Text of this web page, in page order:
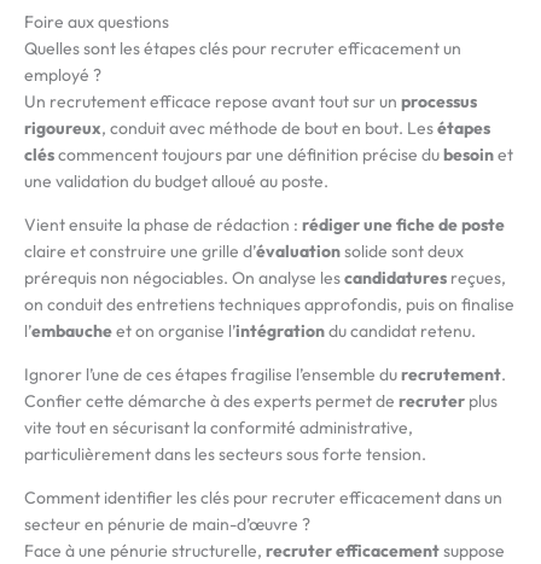
Foire aux questions
Quelles sont les étapes clés pour recruter efficacement un
employé ?
Un recrutement efficace repose avant tout sur un processus
rigoureux, conduit avec méthode de bout en bout. Lesétapes
cléscommencent toujours par une définition précise dubesoinet
une validation du budget alloué au poste.
Vient ensuite la phase de rédaction : rédiger une fiche de poste
claire et construire une grille d’évaluationsolide sont deux
prérequis non négociables. On analyse lescandidatures reçues,
on conduit des entretiens techniques approfondis, puis on finalise
l’embaucheet on organise l’intégrationdu candidat retenu.
Ignorer l’une de ces étapes fragilise l’ensemble durecrutement.
Confier cette démarche à des experts permet de recruter plus
vite tout en sécurisant la conformité administrative,
particulièrement dans les secteurs sous forte tension.
Comment identifier les clés pour recruter efficacement dans un
secteur en pénurie de main-d’œuvre ?
Face à une pénurie structurelle, recruter efficacementsuppose